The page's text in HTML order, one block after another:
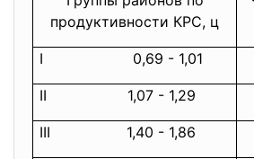
продуктивности КРС, ц
I 0,69 - 1,01
II 1,07 - 1,29
III 1,40 - 1,86